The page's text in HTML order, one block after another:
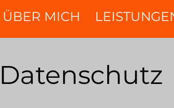
ÜBER MICH
Datenschutz